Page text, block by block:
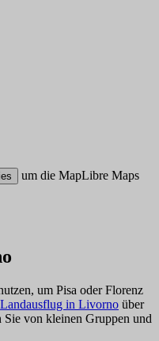
um die MapLibre Maps
um Pisa oder Florenz
Landausflug in Livorno über
von kleinen Gruppen und